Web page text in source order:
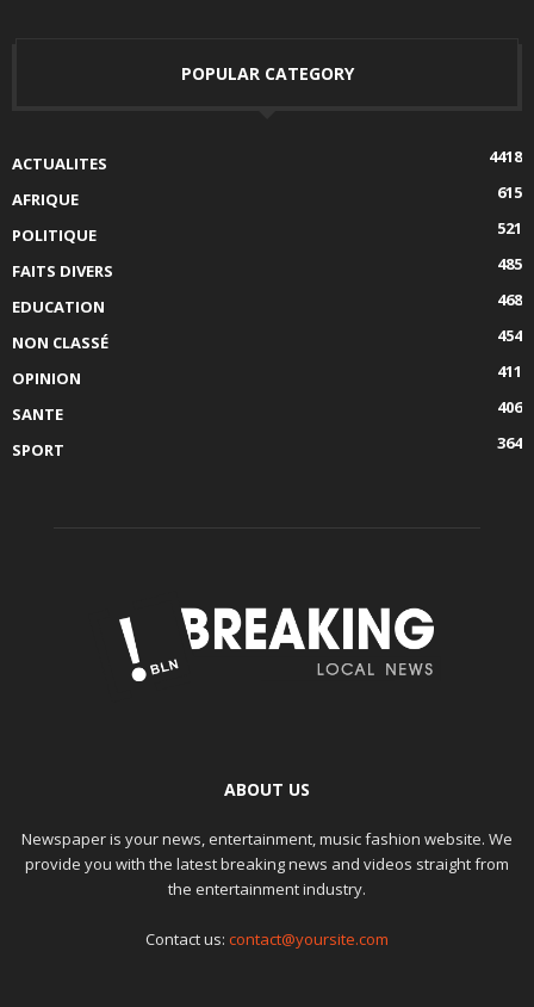
POPULAR CATEGORY
ACTUALITES
4418
AFRIQUE
615
POLITIQUE
521
FAITS DIVERS
485
EDUCATION
468
NON CLASSÉ
454
OPINION
411
SANTE
406
SPORT
364
ABOUT US
Newspaper is your news, entertainment, music fashion website. We
provide you with the latest breaking news and videos straight from
the entertainment industry.
Contact us: contact@yoursite.com